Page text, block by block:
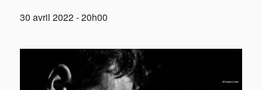
30 avril 2022 - 20h00